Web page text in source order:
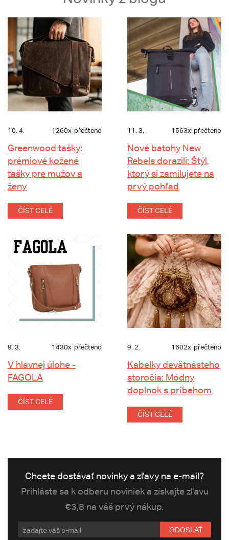
10. 4. 1260x přečteno
Greenwood tašky:
prémiové kožené
tašky pre mužov a
ženy
ČÍST CELÉ
11. 3. 1563x přečteno
Nové batohy New
Rebels dorazili: Štýl,
ktorý si zamilujete na
prvý pohľad
ČÍST CELÉ
9. 3. 1430x přečteno
V hlavnej úlohe -
FAGOLA
ČÍST CELÉ
9. 2. 1602x přečteno
Kabelky devätnásteho
storočia: Módny
doplnok s príbehom
ČÍST CELÉ
Chcete dostávať novinky a zľavy na e-mail?
Prihláste sa k odberu noviniek a získajte zľavu
€3,8 na váš prvý nákup.
ODOSLAŤ